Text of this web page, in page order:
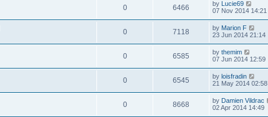
0 6466 by Lucie69
07 Nov 2014 14:21
0 7118 by Marion F
23 Jun 2014 21:14
0 6585 by themim
07 Jun 2014 12:59
0 6545 by loisfradin
21 May 2014 02:58
0 8668 by Damien Vildrac
02 Apr 2014 14:49